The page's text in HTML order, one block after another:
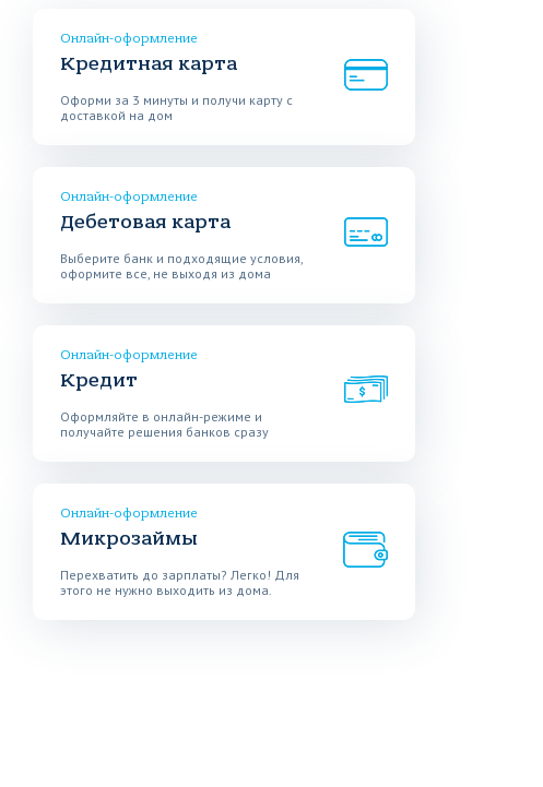
Онлайн-оформление
Кредитная карта
Оформи за 3 минуты и получи карту с
доставкой на дом
Онлайн-оформление
Дебетовая карта
Выберите банк и подходящие условия,
оформите все, не выходя из дома
Онлайн-оформление
Кредит
Оформляйте в онлайн-режиме и
получайте решения банков сразу
Онлайн-оформление
Микрозаймы
Перехватить до зарплаты? Легко! Для
этого не нужно выходить из дома.